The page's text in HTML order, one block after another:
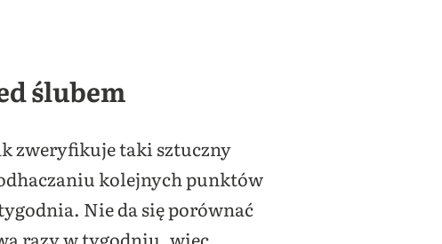
ślubem
zweryfikuje taki sztuczny
kolejnych punktów
Nie da się porównać